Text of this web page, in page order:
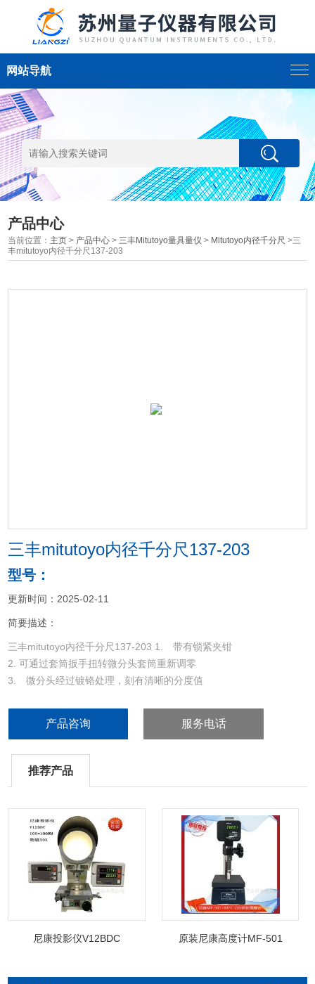
网站导航
产品中心
当前位置： 主页 > 产品中心 >三丰Mitutoyo量具量仪 > Mitutoyo内径千分尺 >三
丰mitutoyo内径千分尺137-203
三丰mitutoyo内径千分尺137-203
型号：
更新时间：2025-02-11
简要描述：
三丰mitutoyo内径千分尺137-203 1. 带有锁紧夹钳
2. 可通过套筒扳手扭转微分头套筒重新调零
3. 微分头经过镀铬处理，刻有清晰的分度值
产品咨询 服务电话
推荐产品
尼康投影仪V12BDC 原装尼康高度计MF-501